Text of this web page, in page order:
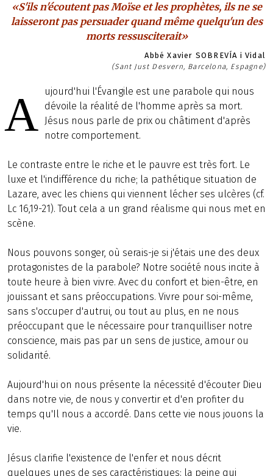
«S'ils n'écoutent pas Moïse et les prophètes, ils ne se
laisseront pas persuader quand même quelqu'un des
morts ressusciterait»
Abbé Xavier SOBREVÍA i Vidal
(Sant Just Desvern, Barcelona, Espagne)
A
ujourd'hui l'Évangile est une parabole qui nous
dévoile la réalité de l'homme après sa mort.
Jésus nous parle de prix ou châtiment d'après
notre comportement.
Le contraste entre le riche et le pauvre est très fort. Le
luxe et l'indifférence du riche; la pathétique situation de
Lazare, avec les chiens qui viennent lécher ses ulcères (cf.
Lc 16,19-21). Tout cela a un grand réalisme qui nous met en
scène.
Nous pouvons songer, où serais-je si j'étais une des deux
protagonistes de la parabole? Notre société nous incite à
toute heure à bien vivre. Avec du confort et bien-être, en
jouissant et sans préoccupations. Vivre pour soi-même,
sans s'occuper d'autrui, ou tout au plus, en ne nous
préoccupant que le nécessaire pour tranquilliser notre
conscience, mais pas par un sens de justice, amour ou
solidarité.
Aujourd'hui on nous présente la nécessité d'écouter Dieu
dans notre vie, de nous y convertir et d'en profiter du
temps qu'Il nous a accordé. Dans cette vie nous jouons la
vie.
Jésus clarifie l'existence de l'enfer et nous décrit
quelques unes de ses caractéristiques: la peine qui